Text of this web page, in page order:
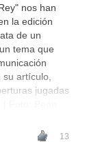
nos han
la edición
de un
tema que
artículo,
jugadas
13